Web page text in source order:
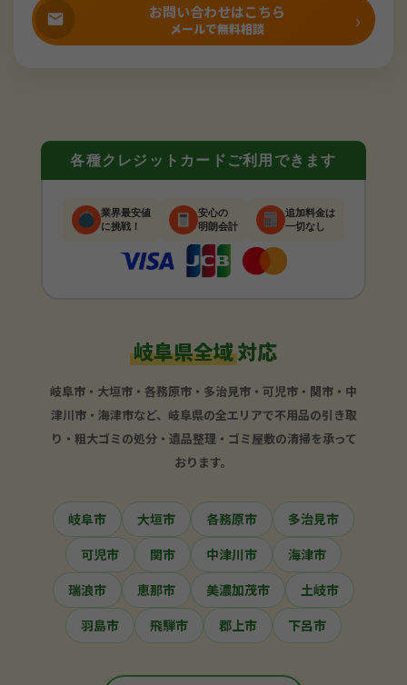
お問い合わせはこちら
メールで無料相談 ›
各種クレジットカードご利用できます
業界最安値
に挑戦！
安心の
明朗会計
追加料金は
一切なし
岐阜県全域対応
岐阜市・大垣市・各務原市・多治見市・可児市・関市・中
津川市・海津市など、岐阜県の全エリアで不用品の引き取
り・粗大ゴミの処分・遺品整理・ゴミ屋敷の清掃を承って
おります。
岐阜市 大垣市 各務原市
多治見市
可児市
関市 中津川市
海津市
瑞浪市
恵那市 美濃加茂市
土岐市
羽島市
飛騨市 郡上市 下呂市